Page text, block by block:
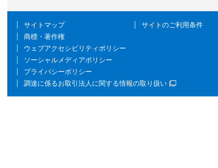
サイトマップ
サイトのご利用条件
商標・著作権
ウェブアクセシビリティポリシー
ソーシャルメディアポリシー
プライバシーポリシー
調達に係るお取引法人に関する情報の取り扱い